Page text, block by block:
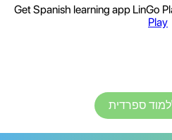
Get Spanish learning app LinGo
Play
ספרדית